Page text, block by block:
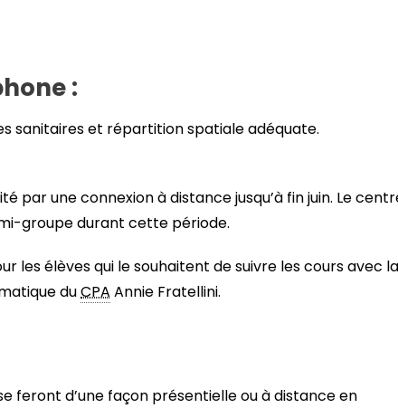
:
sanitaires et répartition spatiale adéquate.
par une connexion à distance jusqu’à fin juin. Le
groupe durant cette période.
les élèves qui le souhaitent de suivre les cours avec la
duCPA Annie Fratellini.
feront d’une façon présentielle ou à distance en